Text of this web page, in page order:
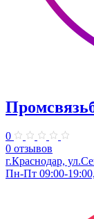
0
0 отзывов
г.Краснодар,
Пн-Пт 09:00-